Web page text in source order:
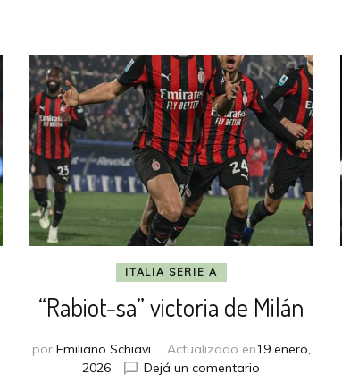
ITALIA SERIE A
“Rabiot-sa” victoria de Milán
por Emiliano Schiavi Actualizado en19 enero,
2026
Dejá un comentario